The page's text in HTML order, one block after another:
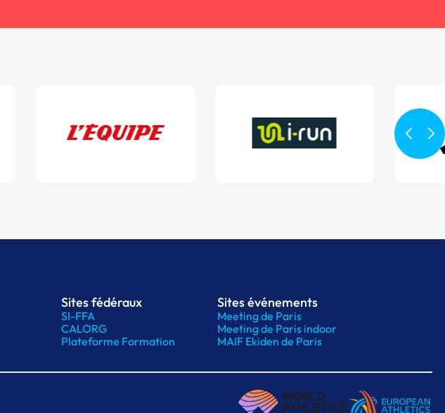
Sites fédéraux
SI-FFA
CALORG
Plateforme Formation
Sites événements
Meeting de Paris
Meeting de Paris indoor
MAIF Ekiden de Paris